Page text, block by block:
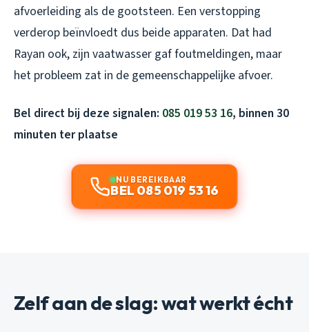
afvoerleiding als de gootsteen. Een verstopping
verderop beïnvloedt dus beide apparaten. Dat had
Rayan ook, zijn vaatwasser gaf foutmeldingen, maar
het probleem zat in de gemeenschappelijke afvoer.
Bel direct bij deze signalen: 085 019 53 16, binnen 30
minuten ter plaatse
NU BEREIKBAAR
BEL 085 019 53 16
Zelf aan de slag: wat werkt écht